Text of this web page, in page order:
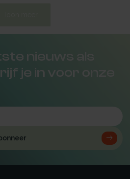
nieuws als
je in voor onze